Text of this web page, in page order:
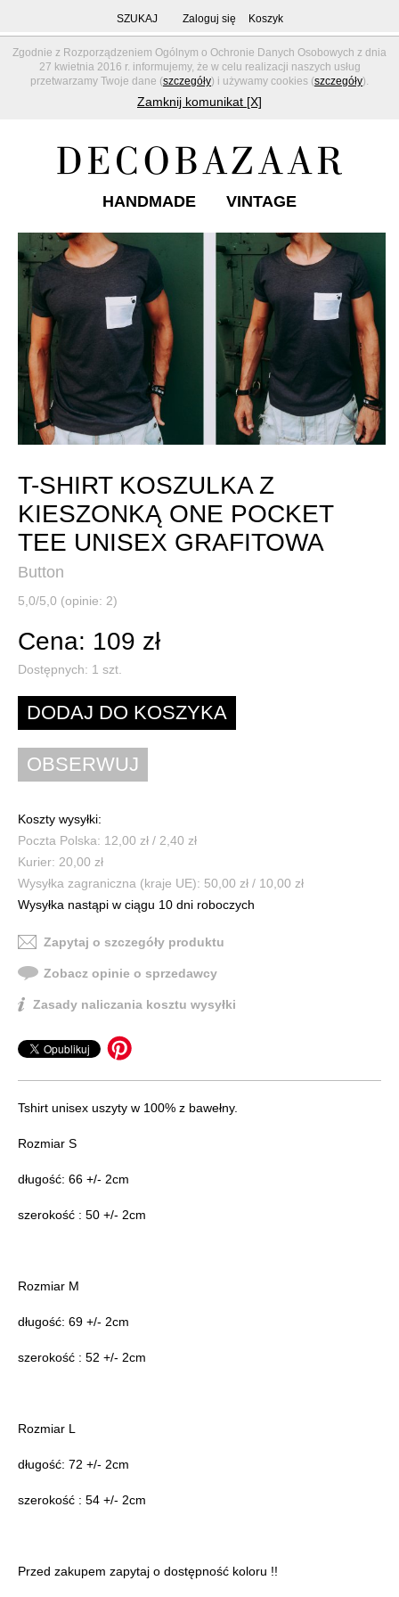
Zgodnie z Rozporządzeniem Ogólnym o Ochronie Danych Osobowych z dnia
27 kwietnia 2016 r. informujemy, że w celu realizacji naszych usług
przetwarzamy Twoje dane (szczegóły) i używamy cookies (szczegóły).
Zamknij komunikat [X]
SZUKAJ Zaloguj się Koszyk
HANDMADE VINTAGE
T-SHIRT KOSZULKA Z
KIESZONKĄ ONE POCKET
TEE UNISEX GRAFITOWA
Button
5,0/5,0 (opinie: 2)
Cena: 109 zł
Dostępnych: 1 szt.
Koszty wysyłki:
Poczta Polska: 12,00 zł / 2,40 zł
Kurier: 20,00 zł
Wysyłka zagraniczna (kraje UE): 50,00 zł / 10,00 zł
Wysyłka nastąpi w ciągu 10 dni roboczych
Zapytaj o szczegóły produktu
Zobacz opinie o sprzedawcy
Zasady naliczania kosztu wysyłki
Tshirt unisex uszyty w 100% z bawełny.
Rozmiar S
długość: 66 +/- 2cm
szerokość : 50 +/- 2cm
Rozmiar M
długość: 69 +/- 2cm
szerokość : 52 +/- 2cm
Rozmiar L
długość: 72 +/- 2cm
szerokość : 54 +/- 2cm
Przed zakupem zapytaj o dostępność koloru !!